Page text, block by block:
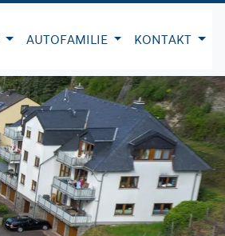
AUTOFAMILIE KONTAKT